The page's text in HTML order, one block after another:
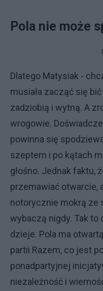
Pola nie może
Dlatego Matysiak -
musiała zacząć się
zadziobią i wytną. A
wrogowie.
powinna się
szeptem i po kątach
głośno. Jednak faktu,
przemawiać otwarcie,
notorycznie mokrą ze
wybaczą nigdy. Tak to
dzieje. Pola ma
partii Razem, co jest
ponadpartyjnej
niezależność i